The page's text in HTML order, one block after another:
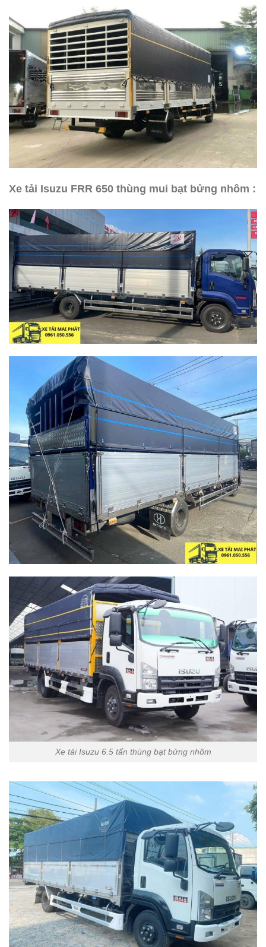
Xe tải Isuzu FRR 650 thùng mui bạt bửng nhôm :
Xe tải Isuzu 6.5 tấn thùng bạt bửng nhôm